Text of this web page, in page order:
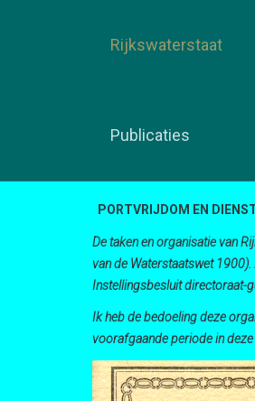
Rijkswaterstaat
Publicaties
PORTVRIJDOM EN
De taken en organisatie van
van de Waterstaatswet
Instellingsbesluit directoraat-
Ik heb de bedoeling deze
voorafgaande periode in